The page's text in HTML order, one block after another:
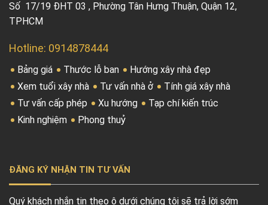
Số 17/19 ĐHT 03 , Phường Tân Hưng Thuận, Quận 12,
TPHCM
Hotline: 0914878444
Bảng giá Thước lỗ ban
Hướng xây nhà đẹp
Xem tuổi xây nhà
Tư vấn nhà ở
Tính giá xây nhà
Tư vấn cấp phép
Xu hướng
Tạp chí kiến trúc
Kinh nghiệm
Phong thuỷ
ĐĂNG KÝ NHẬN TIN TƯ VẤN
Quý khách nhắn tin theo ô dưới chúng tôi sẽ trả lời sớm